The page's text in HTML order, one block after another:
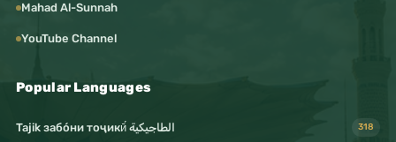
Mahad Al-Sunnah
YouTube Channel
Popular Languages
Tajik забо́ни тоҷикӣ́ الطاجيكية 318